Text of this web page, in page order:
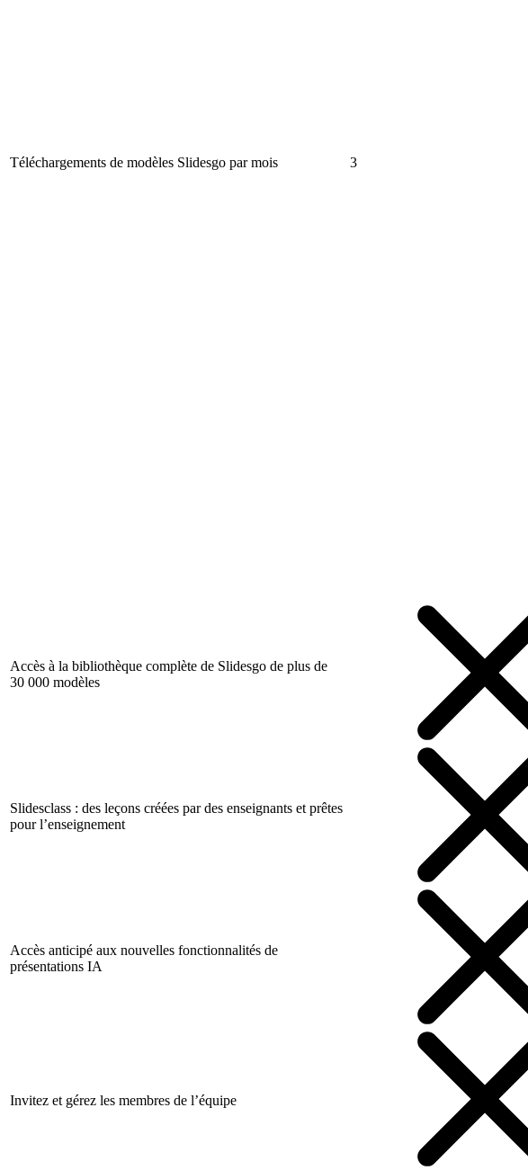
Téléchargements de modèles Slidesgo par mois 3
Accès à la bibliothèque complète de Slidesgo de plus de
30 000 modèles
Slidesclass : des leçons créées par des enseignants et prêtes
pour l’enseignement
Accès anticipé aux nouvelles fonctionnalités de
présentations IA
Invitez et gérez les membres de l’équipe